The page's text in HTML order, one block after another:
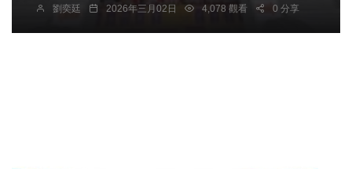
劉奕廷 2026年三月02日 4,078 觀看 0 分享